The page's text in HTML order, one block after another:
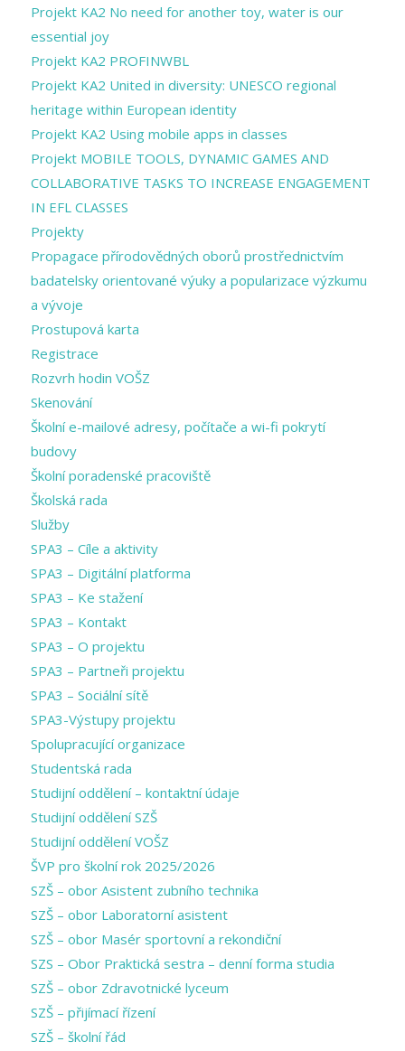
Projekt KA2 No need for another toy, water is our
essential joy
Projekt KA2 PROFINWBL
Projekt KA2 United in diversity: UNESCO regional
heritage within European identity
Projekt KA2 Using mobile apps in classes
Projekt MOBILE TOOLS, DYNAMIC GAMES AND
COLLABORATIVE TASKS TO INCREASE ENGAGEMENT
IN EFL CLASSES
Projekty
Propagace přírodovědných oborů prostřednictvím
badatelsky orientované výuky a popularizace výzkumu
a vývoje
Prostupová karta
Registrace
Rozvrh hodin VOŠZ
Skenování
Školní e-mailové adresy, počítače a wi-fi pokrytí
budovy
Školní poradenské pracoviště
Školská rada
Služby
SPA3 – Cíle a aktivity
SPA3 – Digitální platforma
SPA3 – Ke stažení
SPA3 – Kontakt
SPA3 – O projektu
SPA3 – Partneři projektu
SPA3 – Sociální sítě
SPA3-Výstupy projektu
Spolupracující organizace
Studentská rada
Studijní oddělení – kontaktní údaje
Studijní oddělení SZŠ
Studijní oddělení VOŠZ
ŠVP pro školní rok 2025/2026
SZŠ – obor Asistent zubního technika
SZŠ – obor Laboratorní asistent
SZŠ – obor Masér sportovní a rekondiční
SZS – Obor Praktická sestra – denní forma studia
SZŠ – obor Zdravotnické lyceum
SZŠ – přijímací řízení
SZŠ – školní řád